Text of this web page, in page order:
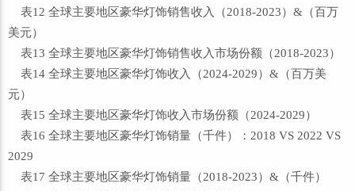
表12 全球主要地区豪华灯饰销售收入（2018-2023）&（百万
美元）
表13 全球主要地区豪华灯饰销售收入市场份额（2018-2023）
表14 全球主要地区豪华灯饰收入（2024-2029）&（百万美
元）
表15 全球主要地区豪华灯饰收入市场份额（2024-2029）
表16 全球主要地区豪华灯饰销量（千件）：2018 VS 2022 VS
2029
表17 全球主要地区豪华灯饰销量（2018-2023）&（千件）